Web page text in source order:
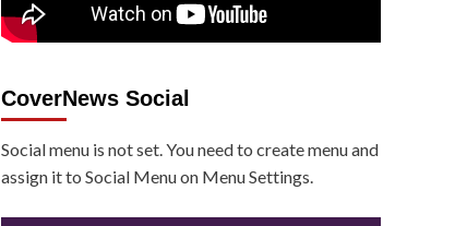
CoverNews Social
Social menu is not set. You need to create menu and
assign it to Social Menu on Menu Settings.